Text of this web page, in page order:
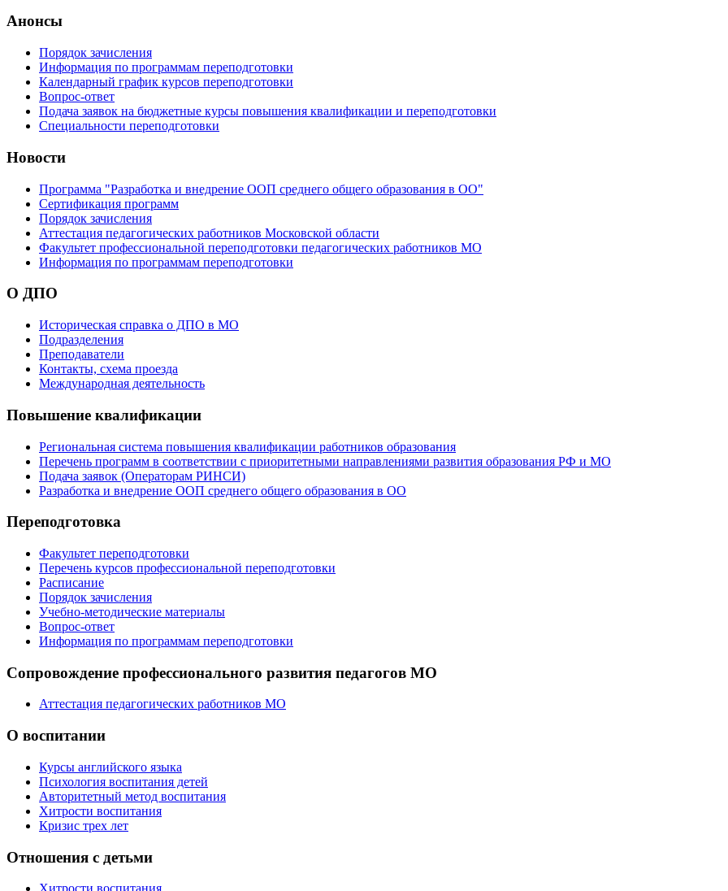
Анонсы
Порядок зачисления
Информация по программам переподготовки
Календарный график курсов переподготовки
Вопрос-ответ
Подача заявок на бюджетные курсы повышения квалификации и переподготовки
Специальности переподготовки
Новости
Программа "Разработка и внедрение ООП среднего общего образования в ОО"
Сертификация программ
Порядок зачисления
Аттестация педагогических работников Московской области
Факультет профессиональной переподготовки педагогических работников МО
Информация по программам переподготовки
О ДПО
Историческая справка о ДПО в МО
Подразделения
Преподаватели
Контакты, схема проезда
Международная деятельность
Повышение квалификации
Региональная система повышения квалификации работников образования
Перечень программ в соответствии с приоритетными направлениями развития образования РФ и МО
Подача заявок (Операторам РИНСИ)
Разработка и внедрение ООП среднего общего образования в ОО
Переподготовка
Факультет переподготовки
Перечень курсов профессиональной переподготовки
Расписание
Порядок зачисления
Учебно-методические материалы
Вопрос-ответ
Информация по программам переподготовки
Сопровождение профессионального развития педагогов МО
Аттестация педагогических работников МО
О воспитании
Курсы английского языка
Психология воспитания детей
Авторитетный метод воспитания
Хитрости воспитания
Кризис трех лет
Отношения с детьми